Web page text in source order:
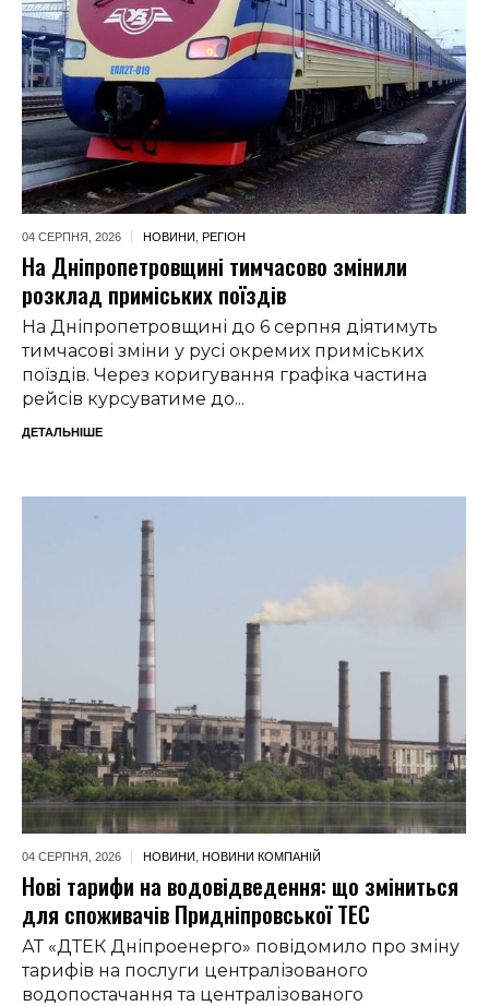
04 СЕРПНЯ, 2026 НОВИНИ РЕГІОН
На Дніпропетровщині тимчасово змінили
розклад приміських поїздів
На Дніпропетровщині до 6 серпня діятимуть
тимчасові зміни у русі окремих приміських
поїздів. Через коригування графіка частина
рейсів курсуватиме до...
ДЕТАЛЬНІШЕ
04 СЕРПНЯ, 2026 НОВИНИ НОВИНИ КОМПАНІЙ
Нові тарифи на водовідведення: що зміниться
для споживачів Придніпровської ТЕС
АТ «ДТЕК Дніпроенерго» повідомило про зміну
тарифів на послуги централізованого
водопостачання та централізованого